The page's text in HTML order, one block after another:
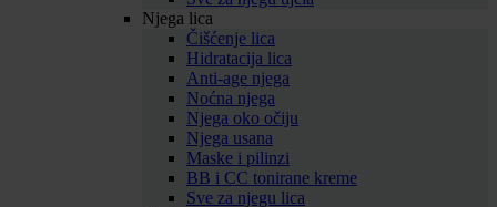
Njega lica
Čišćenje lica
Hidratacija lica
Anti-age njega
Noćna njega
Njega oko očiju
Njega usana
Maske i pilinzi
BB i CC tonirane kreme
Sve za njegu lica